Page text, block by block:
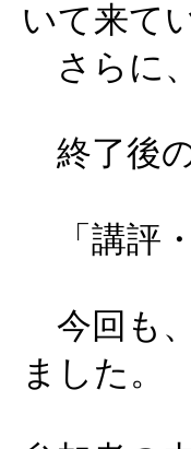
いて来て
さらに
終了後
「講評
今回も
ました。